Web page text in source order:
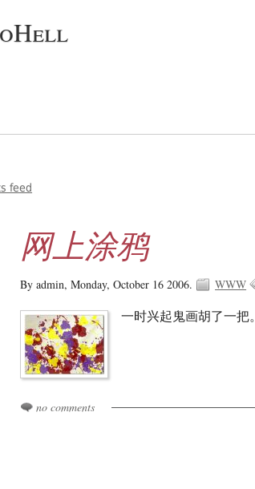
feed
网上涂鸦
By admin,Monday, October 16 2006. WWW
一时兴起鬼画胡了一把。
no comments